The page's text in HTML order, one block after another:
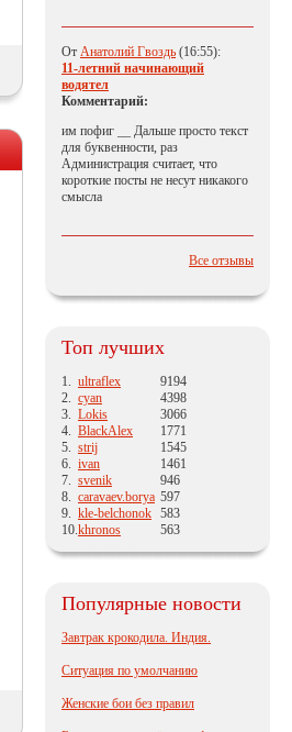
От Анатолий Гвоздь (16:55):
11-летний начинающий
водятел
Комментарий:
им пофиг __ Дальше просто текст
для буквенности, раз
Администрация считает, что
короткие посты не несут никакого
смысла
Все отзывы
Топ лучших
1. ultraflex
9194
2. cyan
4398
3. Lokis
3066
4. BlackAlex
1771
5. strij
1545
6. ivan
1461
7. svenik
946
8. caravaev.borya 597
9. kle-belchonok 583
10.khronos 563
Популярные новости
Завтрак крокодила. Индия.
Ситуация по умолчанию
Женские бои без правил